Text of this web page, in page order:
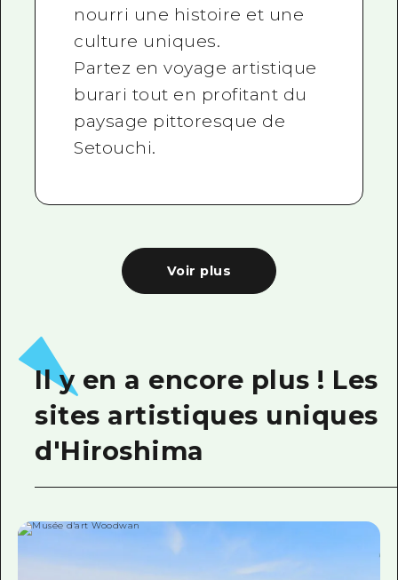
nourri une histoire et une
culture uniques.
Partez en voyage artistique
burari tout en profitant du
paysage pittoresque de
Setouchi.
Voir plus
Il y en a encore plus ! Les
sites artistiques uniques
d'Hiroshima